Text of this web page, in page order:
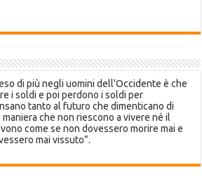
di più negli uomini dell’Occidente è che
i soldi e poi perdono i soldi per
tanto al futuro che dimenticano di
che non riescono a vivere né il
come se non dovessero morire mai e
mai vissuto”.